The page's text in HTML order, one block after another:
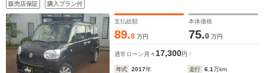
販売店保証 購入プラン付
支払総額
89.8 万円
本体価格
75.0 万円
通常ローン 月々 17,300円
年式 2017年 走行 6.1万km